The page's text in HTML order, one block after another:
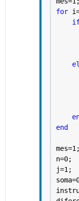
for
end
mes=1;
n=0;
j=1;